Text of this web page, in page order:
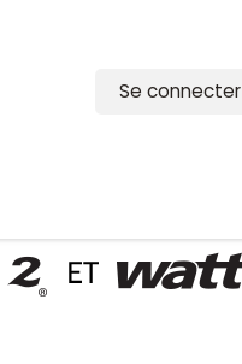
Se connecter